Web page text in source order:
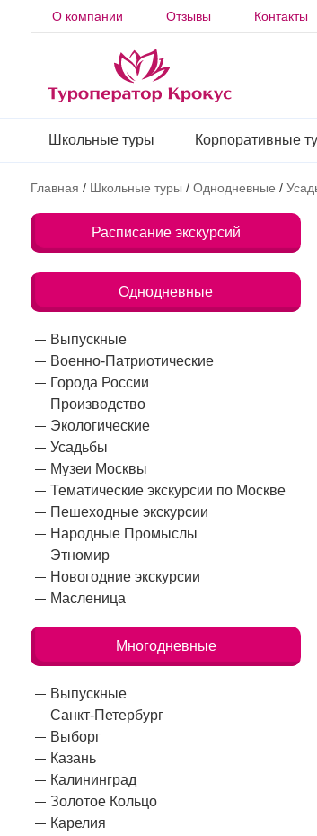
О компании Отзывы Контакты
Школьные туры Корпоративные
Главная / Школьные туры / Однодневные /
Расписание экскурсий
Однодневные
Выпускные
Военно-Патриотические
Города России
Производство
Экологические
Усадьбы
Музеи Москвы
Тематические экскурсии по Москве
Пешеходные экскурсии
Народные Промыслы
Этномир
Новогодние экскурсии
Масленица
Многодневные
Выпускные
Санкт-Петербург
Выборг
Казань
Калининград
Золотое Кольцо
Карелия